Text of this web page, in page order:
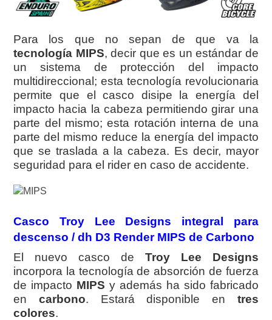
Para los que no sepan de que va la
tecnología MIPS, decir que es un estándar de
un sistema de protección del impacto
multidireccional; esta tecnología revolucionaria
permite que el casco disipe la energía del
impacto hacia la cabeza permitiendo girar una
parte del mismo; esta rotación interna de una
parte del mismo reduce la energía del impacto
que se traslada a la cabeza. Es decir, mayor
seguridad para el rider en caso de accidente.
Casco Troy Lee Designs integral para
descenso / dh D3 Render MIPS de Carbono
El nuevo casco de Troy Lee Designs
incorpora la tecnología de absorción de fuerza
de impacto MIPS y además ha sido fabricado
en carbono. Estará disponible en tres
colores.